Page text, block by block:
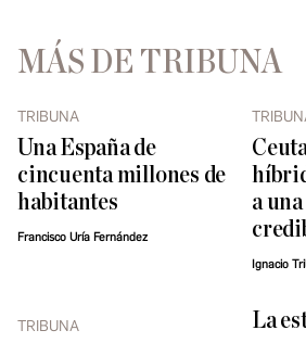
MÁS DE TRIBUNA
TRIBUNA
Una España de
cincuenta millones de
habitantes
Francisco Uría Fernández
a
Ignacio
TRIBUNA La